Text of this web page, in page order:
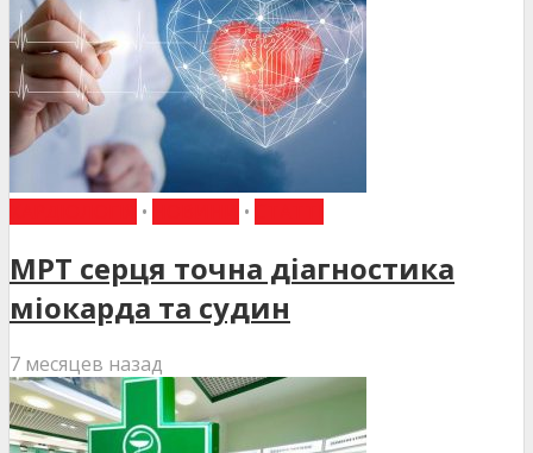
• •
МРТ серця точна діагностика
міокарда та судин
7 месяцев назад